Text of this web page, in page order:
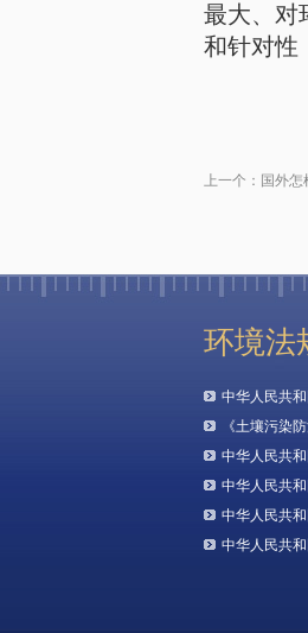
最大、对
和针对性
上一个： 国外怎
环境法
中华人民共
《土壤污染
中华人民共
中华人民共
中华人民共
中华人民共